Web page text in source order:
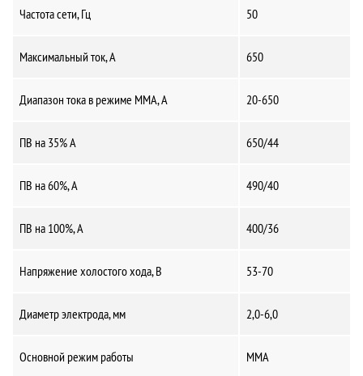
Частота сети, Гц 50
Максимальный ток, А 650
Диапазон тока в режиме ММА, А 20-650
ПВ на 35% А 650/44
ПВ на 60%, А 490/40
ПВ на 100%, А 400/36
Напряжение холостого хода, В 53-70
Диаметр электрода, мм 2,0-6,0
Основной режим работы MMA